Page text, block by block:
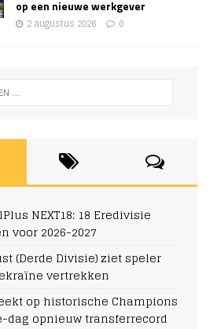
op een nieuwe werkgever
2 augustus 2026 0
NEXT18: 18 Eredivisie
voor 2026-2027
(Derde Divisie) ziet speler
vertrekken
op historische Champions
dag opnieuw transferrecord